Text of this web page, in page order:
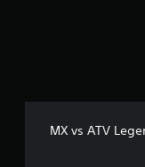
MX vs ATV